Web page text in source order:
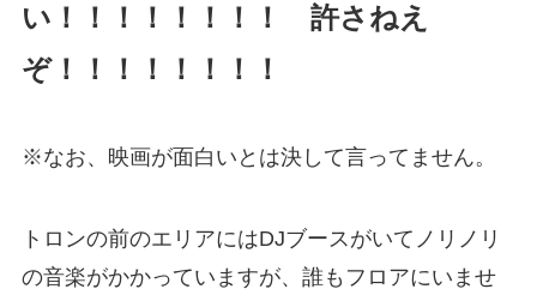
い！！！！！！！！ 許さねえ
ぞ！！！！！！！！
※なお、映画が面白いとは決して言ってません。
トロンの前のエリアにはDJブースがいてノリノリ
の音楽がかかっていますが、誰もフロアにいませ